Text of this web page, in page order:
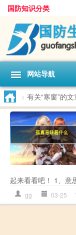
国防知识分类
网站导航
> 有关“寒窗”的
起来看看吧！ 1、意
gg 03-25